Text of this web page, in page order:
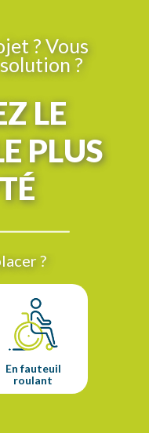
? Vous
?
LE
PLUS
?
En fauteuil
roulant